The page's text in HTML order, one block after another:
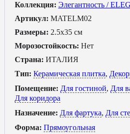
Коллекция: Элегантность /
Артикул: MATELM02
Размеры: 2.5x35 см
Морозостойкость: Нет
Страна: ИТАЛИЯ
Тип: Керамическая плитка,
Помещение: Для гостиной, Для
Для коридора
Назначение: Для фартука, Для
Форма: Прямоугольная